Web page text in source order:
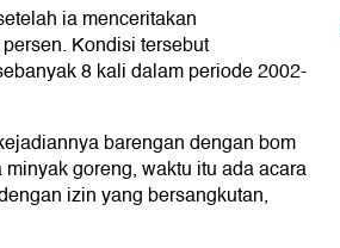
ia menceritakan
Kondisi tersebut
8 kali dalam periode 2002-
barengan dengan bom
goreng, waktu itu ada acara
izin yang bersangkutan,